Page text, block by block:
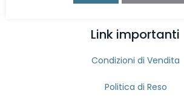
Lunedì-Sabato 9:00-13:00 /
Link importanti
Condizioni di Vendita
Politica di Reso